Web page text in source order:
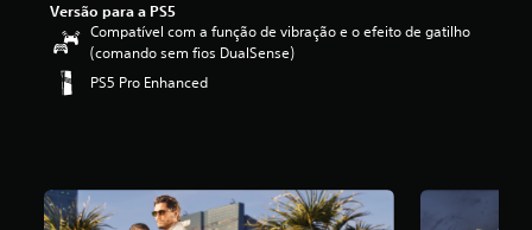
Versão para a PS5
Compatível com a função de vibração e o efeito de gatilho
(comando sem fios DualSense)
PS5 Pro Enhanced